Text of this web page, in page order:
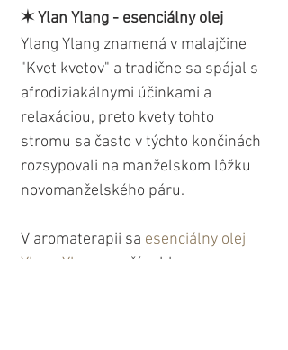
✶ Ylan Ylang - esenciálny olej
Ylang Ylang znamená v malajčine
"Kvet kvetov" a tradične sa spájal s
afrodiziakálnymi účinkami a
relaxáciou, preto kvety tohto
stromu sa často v týchto končinách
rozsypovali na manželskom lôžku
novomanželského páru.
V aromaterapii sa esenciálny olej
Ylang Ylang
používa hlavne pre